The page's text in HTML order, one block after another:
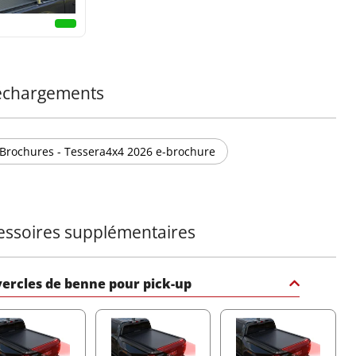
votre camion avec la barre de roll sportive noire
de Tessera4x4 – une déclaration de force, de sécurité et
Brochures - Tessera4x4 2026 e-brochure
supplémentaires
de benne pour pick-up